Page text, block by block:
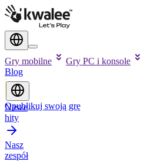
Gry mobilne Gry PC i konsole
Blog
Opublikuj swoją grę
Nasze
hity
Nasz
zespół